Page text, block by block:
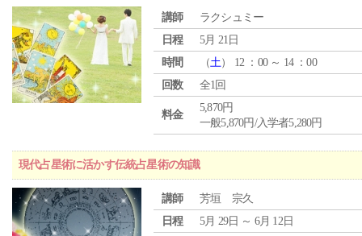
講師
ラクシュミー
日程
5月 21日
時間
（土） 12 ：00 ～ 14 ：00
回数
全1回
料金
5,870円
一般5,870円/入学者5,280円
現代占星術に活かす伝統占星術の知識
講師
芳垣 宗久
日程
5月 29日 ～ 6月 12日